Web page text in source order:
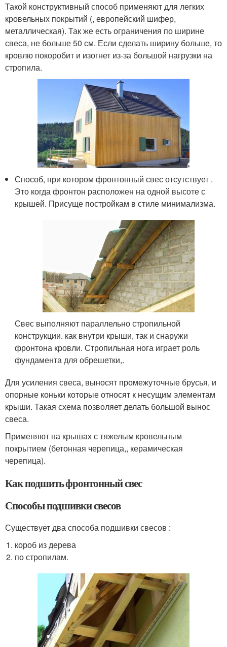
Такой конструктивный способ применяют для легких
кровельных покрытий (, европейский шифер,
металлическая). Так же есть ограничения по ширине
свеса, не больше 50 см. Если сделать ширину больше, то
кровлю покоробит и изогнет из-за большой нагрузки на
стропила.
Способ, при котором фронтонный свес отсутствует .
Это когда фронтон расположен на одной высоте с
крышей. Присуще постройкам в стиле минимализма.
Свес выполняют параллельно стропильной
конструкции. как внутри крыши, так и снаружи
фронтона кровли. Стропильная нога играет роль
фундамента для обрешетки,.
Для усиления свеса, выносят промежуточные брусья, и
опорные коньки которые относят к несущим элементам
крыши. Такая схема позволяет делать большой вынос
свеса.
Применяют на крышах с тяжелым кровельным
покрытием (бетонная черепица,, керамическая
черепица).
Как подшить фронтонный свес
Способы подшивки свесов
Существует два способа подшивки свесов :
короб из дерева
по стропилам.